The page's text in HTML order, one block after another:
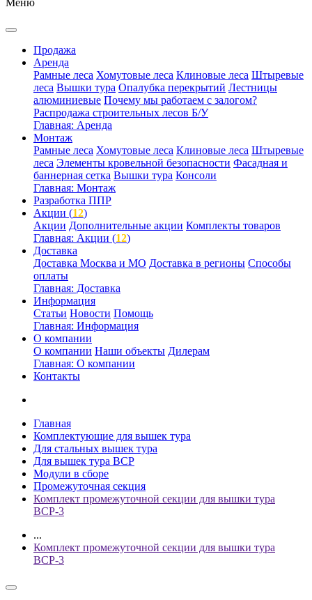
Продажа
Аренда
Рамные леса Хомутовые леса Клиновые леса Штыревые
леса Вышки тура Опалубка перекрытий Лестницы
алюминиевые Почему мы работаем с залогом?
Распродажа строительных лесов Б/У
Главная: Аренда
Монтаж
Рамные леса Хомутовые леса Клиновые леса Штыревые
леса Элементы кровельной безопасности Фасадная и
баннерная сетка Вышки тура Консоли
Главная: Монтаж
Разработка ППР
Акции (12)
Акции Дополнительные акции Комплекты товаров
Главная: Акции (12)
Доставка
Доставка Москва и МО Доставка в регионы Способы
оплаты
Главная: Доставка
Информация
Статьи Новости Помощь
Главная: Информация
О компании
О компании Наши объекты Дилерам
Главная: О компании
Контакты
Главная
Комплектующие для вышек тура
Для стальных вышек тура
Для вышек тура ВСР
Модули в сборе
Промежуточная секция
Комплект промежуточной секции для вышки тура
ВСР-3
...
Комплект промежуточной секции для вышки тура
ВСР-3